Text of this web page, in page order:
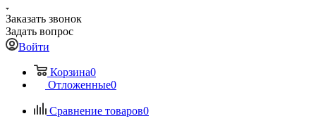
Заказать звонок
Задать вопрос
Войти
Корзина0
Отложенные0
Сравнение товаров0